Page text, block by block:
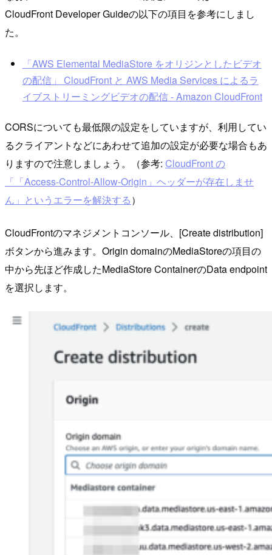
CloudFront Developer Guideの以下の項目を参考にしまし
た。
「AWS Elemental MediaStore をオリジンとしたビデオ
の配信」 CloudFront と AWS Media Services によるラ
イブストリーミングビデオの配信 - Amazon CloudFront
CORSについても最低限の設定をしていますが、利用してい
るクライアントなどにあわせて追加の設定が必要な場合もあ
りますので注意しましょう。（参考: CloudFront の
「「Access-Control-Allow-Origin」ヘッダーが存在しませ
ん」というエラーを解決する）
CloudFrontのマネジメントコンソール、[Create distribution]
ボタンから進みます。Origin domainのMediaStoreの項目の
中から先ほど作成したMediaStore ContainerのData endpoint
を選択します。